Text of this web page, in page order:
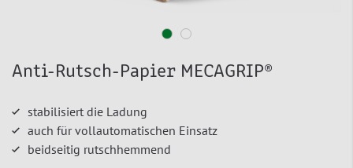
Anti-Rutsch-Papier MECAGRIP®
stabilisiert die Ladung
auch für vollautomatischen Einsatz
beidseitig rutschhemmend